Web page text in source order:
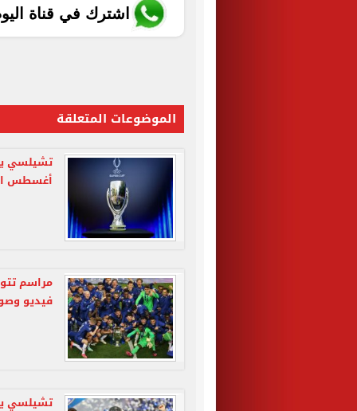
اشترك في قناة
الموضوعات المتعلقة
أغسطس
مراسم
فيديو
تشيلسي